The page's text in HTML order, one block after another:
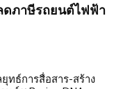
ดภาษีรถยนต์ไฟฟ้า
ทธ์การสื่อสาร-สร้าง